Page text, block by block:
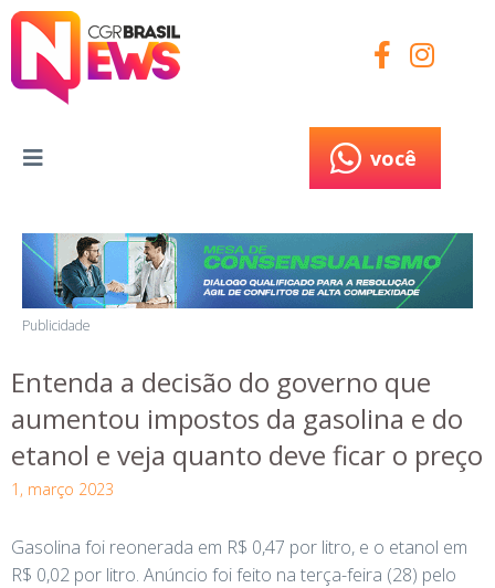
você
Publicidade
Entenda a decisão do governo que
aumentou impostos da gasolina e do
etanol e veja quanto deve ficar o preço
1, março 2023
Gasolina foi reonerada em R$ 0,47 por litro, e o etanol em
R$ 0,02 por litro. Anúncio foi feito na terça-feira (28) pelo